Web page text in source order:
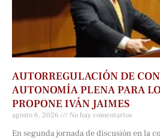
AUTORREGULACIÓN DE
AUTONOMÍA PLENA PARA
PROPONE IVÁN JAIMES
agosto 6, 2026 No hay comentarios
En segunda jornada de discusión en la